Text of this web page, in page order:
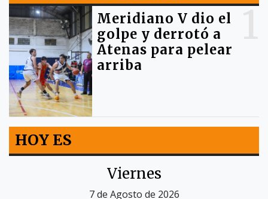
Meridiano V dio el
golpe y derrotó a
Atenas para pelear
arriba
HOY ES
Viernes
7 de Agosto de 2026